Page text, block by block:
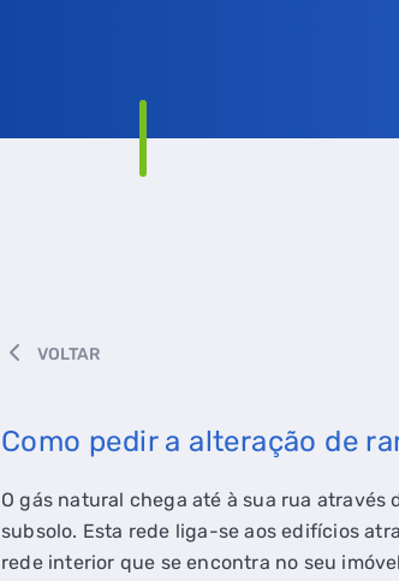
VOLTAR
Como pedir a alteração de
O gás natural chega até à sua rua
subsolo. Esta rede liga-se aos edifícios
rede interior que se encontra no seu